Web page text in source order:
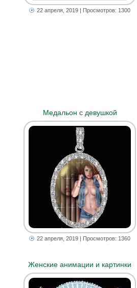
22 апреля, 2019 | Просмотров: 1300
Медальон с девушкой
22 апреля, 2019 | Просмотров: 1360
Женские анимации и картинки